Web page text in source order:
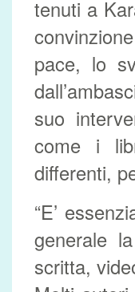
tenuti a
pace, lo
suo
come i
differenti,
“E’
generale
scritta,